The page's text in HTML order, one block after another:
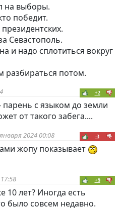
на выборы.
победит.
Севастополь.
и надо сплотиться вокруг
разбираться потом.
+2
парень с языком до земли
от такого забега....
2024 00:08 -3
жопу показывает
+9
10 лет? Иногда есть
было совсем недавно.